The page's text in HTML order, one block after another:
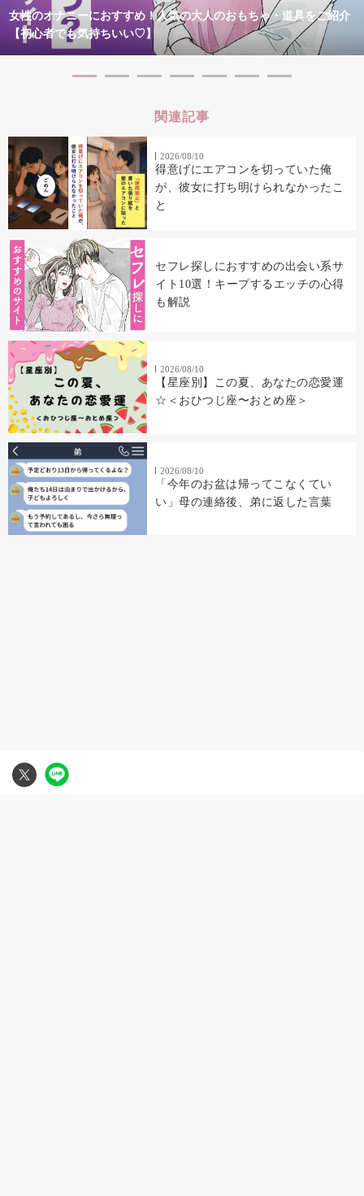
女性のオナニーにおすすめ！人気の大人のおもちゃ・道具をご紹介
【初心者でも気持ちいい♡】
関連記事
2026/08/10
得意げにエアコンを切っていた俺
が、彼女に打ち明けられなかったこ
と
セフレ探しにおすすめの出会い系サ
イト10選！キープするエッチの心得
も解説
2026/08/10
【星座別】この夏、あなたの恋愛運
☆＜おひつじ座〜おとめ座＞
2026/08/10
「今年のお盆は帰ってこなくてい
い」母の連絡後、弟に返した言葉